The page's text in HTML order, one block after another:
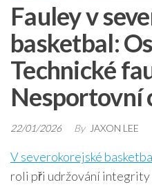
Fauley v
basketbal:
Technické
Nesportovní
22/01/2026 By JAXON LEE
V severokorejské
roli při udržování integrity